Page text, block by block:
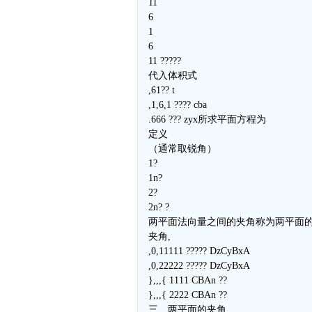
11
6
1
6
11 ?????
代入体积式
,61?? t
,1,6,1 ???? cba
.666 ??? zyx所求平面方程为
定义
（通常取锐角）
1?
1n?
2?
2n? ?
两平面法向量之间的夹角称为两平面
夹角,
,0,11111 ????? DzCyBxA
,0,22222 ????? DzCyBxA
},,,{ 1111 CBAn ??
},,,{ 2222 CBAn ??
三、两平面的夹角